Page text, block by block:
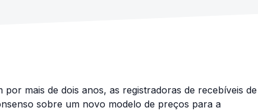
mais de dois anos, as registradoras de recebíveis de
sobre um novo modelo de preços para a